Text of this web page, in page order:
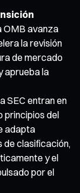
OMB avanza
la revisión
de mercado
aprueba la
SEC entran en
principios del
adapta
de clasificación,
y el
por el